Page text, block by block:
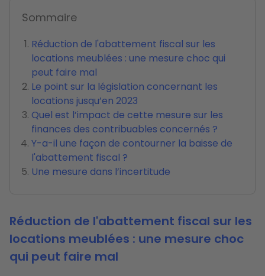
Sommaire
Réduction de l'abattement fiscal sur les
locations meublées : une mesure choc qui
peut faire mal
Le point sur la législation concernant les
locations jusqu’en 2023
Quel est l’impact de cette mesure sur les
finances des contribuables concernés ?
Y-a-il une façon de contourner la baisse de
l'abattement fiscal ?
Une mesure dans l’incertitude
Réduction de l'abattement fiscal sur les
locations meublées : une mesure choc
qui peut faire mal